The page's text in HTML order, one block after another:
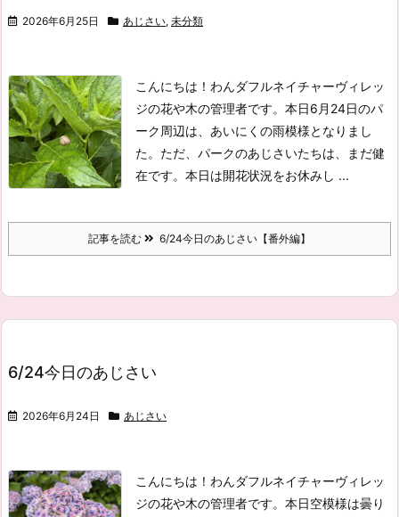
2026年6月25日 あじさい, 未分類
こんにちは！わんダフルネイチャーヴィレッ
ジの花や木の管理者です。 本日6月24日のパ
ーク周辺は、あいにくの雨模様となりまし
た。 ただ、パークのあじさいたちは、まだ健
在です。 本日は開花状況をお休みし ...
記事を読む 6/24今日のあじさい【番外編】
6/24今日のあじさい
2026年6月24日 あじさい
こんにちは！わんダフルネイチャーヴィレッ
ジの花や木の管理者です。 本日空模様は曇り